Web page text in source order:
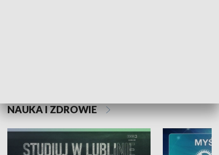
NAUKA I ZDROWIE